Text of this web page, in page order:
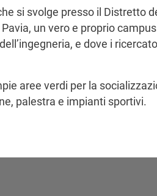
si svolge presso il Distretto
un vero e proprio
e dove i
aree verdi per la
palestra e impianti sportivi.